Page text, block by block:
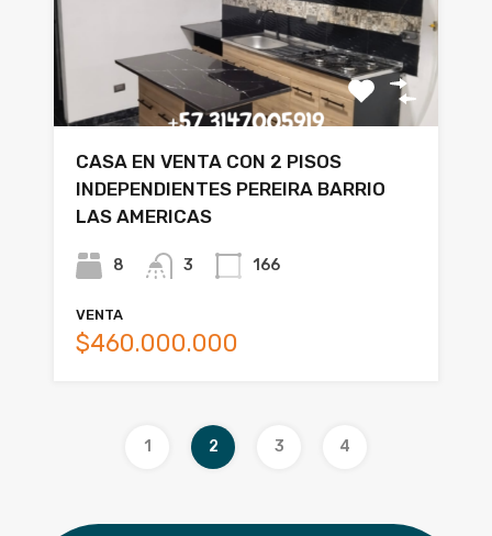
CASA EN VENTA CON 2 PISOS
INDEPENDIENTES PEREIRA BARRIO
LAS AMERICAS
8 3 166
VENTA
$460.000.000
1 2 3 4